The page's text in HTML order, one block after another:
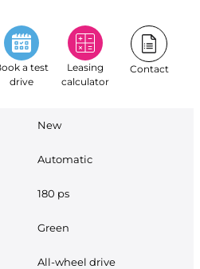
a test
drive
Leasing
calculator
Contact
New
Automatic
180 ps
Green
All-wheel drive